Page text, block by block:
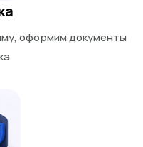
оформим документы